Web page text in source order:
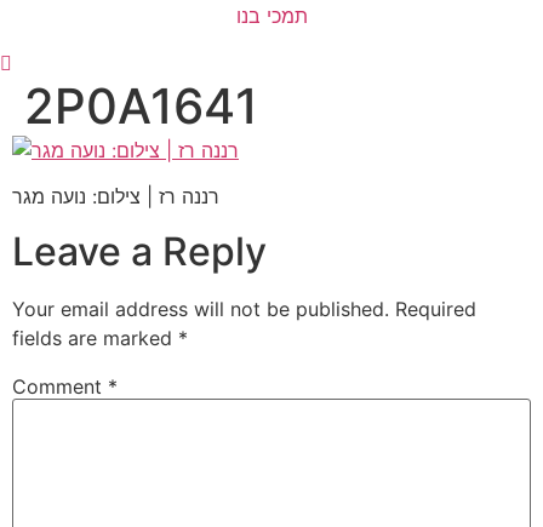
תמכי בנו
2P0A1641
רננה רז | צילום: נועה מגר
Leave a Reply
Your email address will not be published. Required
fields are marked *
Comment *